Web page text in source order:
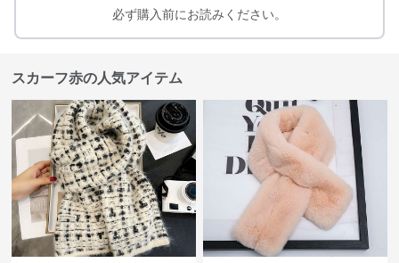
必ず購入前にお読みください。
スカーフ赤の人気アイテム